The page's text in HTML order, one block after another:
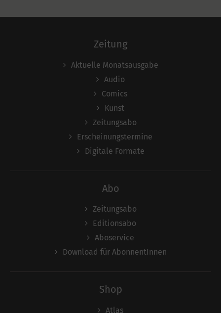
Zeitung
Aktuelle Monatsausgabe
Audio
Comics
Kunst
Zeitungsabo
Erscheinungstermine
Digitale Formate
Abo
Zeitungsabo
Editionsabo
Aboservice
Download für AbonnentInnen
Shop
Atlas